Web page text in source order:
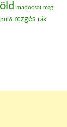
madocsai mag
rezgés rák